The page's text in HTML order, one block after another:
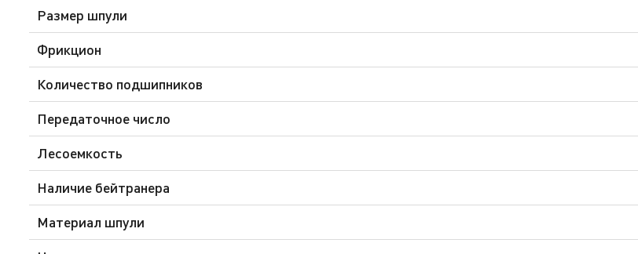
Размер шпули
Фрикцион
Количество подшипников
Передаточное число
Лесоемкость
Наличие бейтранера
Материал шпули